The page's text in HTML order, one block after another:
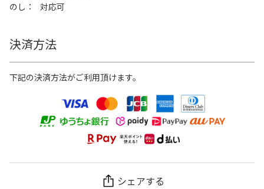
のし
対応可
決済方法
下記の決済方法がご利用頂けます。
シェアする